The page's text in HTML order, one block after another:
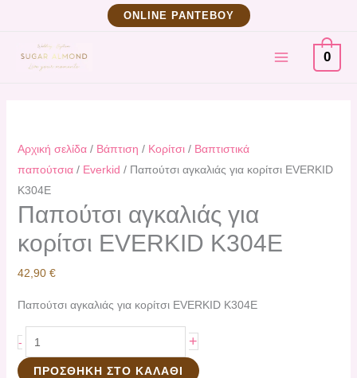
περιεχόμενο
ΟNLINE ΡΑΝΤΕΒΟΥ
MAIN
MENU
0
Αρχική σελίδα/ Βάπτιση / Κορίτσι/ Βαπτιστικά
παπούτσια/ Everkid / Παπούτσι αγκαλιάς για κορίτσι EVERKID
K304E
Παπούτσι αγκαλιάς για
κορίτσι EVERKID K304E
42,90 €
Παπούτσι αγκαλιάς για κορίτσι EVERKID K304E
-
για
κορίτσι
+
ΠΡΟΣΘΉΚΗ ΣΤΟ ΚΑΛΆΘΙ